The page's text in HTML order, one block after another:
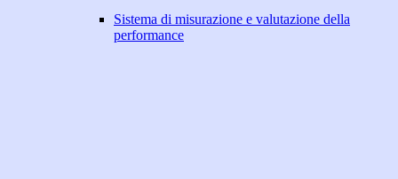
Sistema di misurazione e valutazione della
performance